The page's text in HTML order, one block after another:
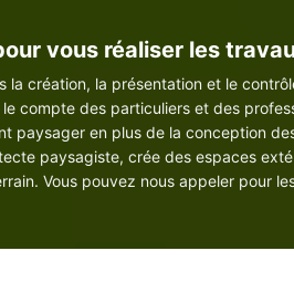
vous réaliser les
la création, la présentation et le
compte des particuliers et des
paysager en plus de la conception
paysagiste, crée des espaces
Vous pouvez nous appeler pour